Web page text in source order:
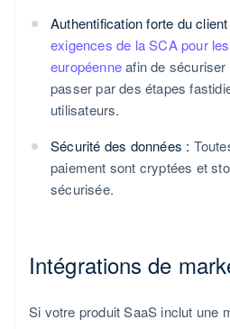
Authentification forte du
exigences de la SCA pour
européenneafin de
passer par des étapes
utilisateurs.
Sécurité des données :
paiement sont cryptées et
sécurisée.
Intégrations de
Si votre produit SaaS inclut une